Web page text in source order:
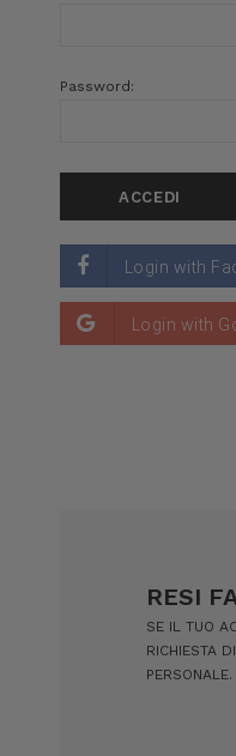
Password:
RESI
SE IL TUO
RICHIESTA
PERSONALE.